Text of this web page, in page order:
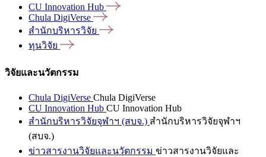
CU Innovation Hub
Chula DigiVerse
สำนักบริหารวิจัย
ทุนวิจัย
วิจัยและนวัตกรรม
Chula DigiVerse Chula DigiVerse
CU Innovation Hub CU Innovation Hub
สำนักบริหารวิจัยจุฬาฯ (สบจ.) สำนักบริหารวิจัยจุฬาฯ
(สบจ.)
ข่าวสารงานวิจัยและนวัตกรรม ข่าวสารงานวิจัยและ